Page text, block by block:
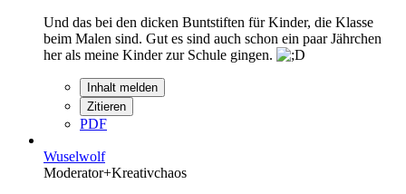
Und das bei den dicken Buntstiften für Kinder, die Klasse
beim Malen sind. Gut es sind auch schon ein paar Jährchen
her als meine Kinder zur Schule gingen.
Inhalt melden
Zitieren
PDF
Wuselwolf
Moderator+Kreativchaos